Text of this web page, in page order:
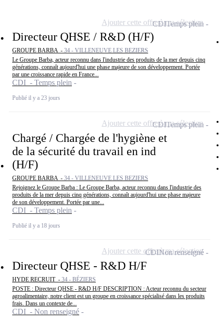
Directeur QHSE / R&D (H/F)
GROUPE BARBA - 34 - VILLENEUVE LES BEZIERS
Le Groupe Barba, acteur reconnu dans l'industrie des produits de la mer depuis cinq
générations, connaît aujourd'hui une phase majeure de son développement. Portée
par une croissance rapide en France...
CDI - Temps plein
Publié il y a 23 jours
CDITemps plein
Ajouter cette offre à ma sélection
Chargé / Chargée de l'hygiène et
de la sécurité du travail en ind
(H/F)
GROUPE BARBA - 34 - VILLENEUVE LES BEZIERS
Rejoignez le Groupe Barba : Le Groupe Barba, acteur reconnu dans l'industrie des
produits de la mer depuis cinq générations, connaît aujourd'hui une phase majeure
de son développement. Portée par une...
CDI - Temps plein
Publié il y a 18 jours
CDITemps plein
Ajouter cette offre à ma sélection
Directeur QHSE - R&D H/F
HYDE RECRUIT - 34 - BÉZIERS
POSTE : Directeur QHSE - R&D H/F DESCRIPTION : Acteur reconnu du secteur
agroalimentaire, notre client est un groupe en croissance spécialisé dans les produits
frais. Dans un contexte de...
CDI - Non renseigné
CDINon renseigné
Ajouter cette offre à ma sélection